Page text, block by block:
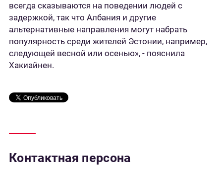
всегда сказываются на поведении людей с
задержкой, так что Албания и другие
альтернативные направления могут набрать
популярность среди жителей Эстонии, например,
следующей весной или осенью», - пояснила
Хакиайнен.
Контактная персона